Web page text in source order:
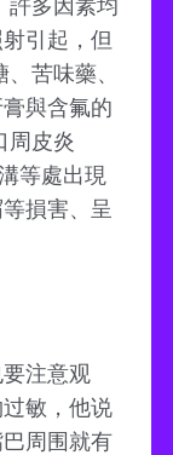
許多因素均
引起，但
苦味藥、
與含氟的
周皮炎
等處出現
損害、呈
注意观
敏，他说
周围就有